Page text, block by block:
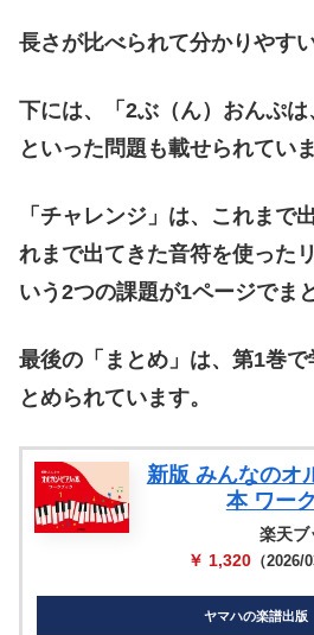
長さが比べられて分かりやすい
下には、「2ぶ（ん）おんぷは
といった問題も載せられていま
「チャレンジ」は、これまで
れまで出てきた音符を使った
いう2つの課題が1ページでま
最後の「まとめ」は、第1巻
とめられています。
新版 みんなのオ
本 ワー
楽天ブ
￥ 1,320 （2026/
ヤマハの楽譜出版